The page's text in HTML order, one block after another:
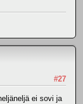
#27
ei sovi ja